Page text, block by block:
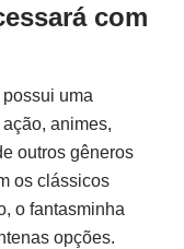
com
uma
animes,
outros gêneros
os clássicos
o fantasminha
opções.